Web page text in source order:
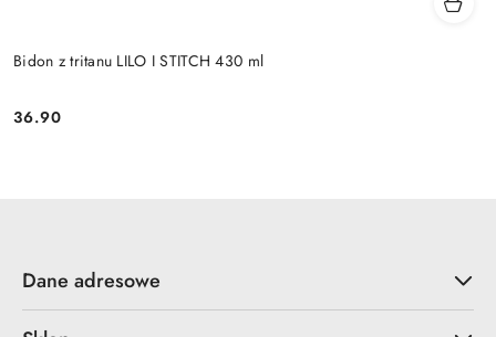
Bidon z tritanu LILO I STITCH 430 ml
Cena:
36.90
Dane adresowe